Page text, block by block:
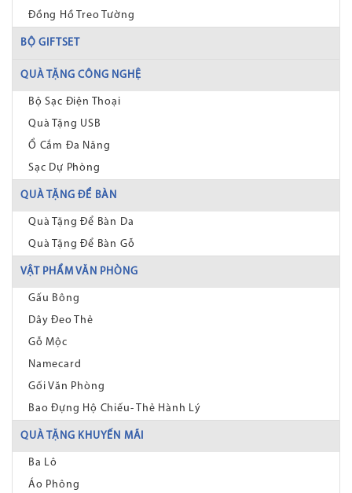
Đồng Hồ Treo Tường
BỘ GIFTSET
QUÀ TẶNG CÔNG NGHỆ
Bộ Sạc Điện Thoại
Quà Tặng USB
Ổ Cắm Đa Năng
Sạc Dự Phòng
QUÀ TẶNG ĐỂ BÀN
Quà Tặng Để Bàn Da
Quà Tặng Để Bàn Gỗ
VẬT PHẨM VĂN PHÒNG
Gấu Bông
Dây Đeo Thẻ
Gỗ Mộc
Namecard
Gối Văn Phòng
Bao Đựng Hộ Chiếu- Thẻ Hành Lý
QUÀ TẶNG KHUYẾN MÃI
Ba Lô
Áo Phông